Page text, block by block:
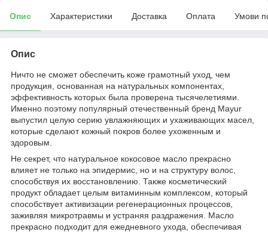
Опис Характеристики Доставка Оплата Умови
Опис
Ничто не сможет обеспечить коже грамотный уход, чем
продукция, основанная на натуральных компонентах,
эффективность которых была проверена тысячелетиями.
Именно поэтому популярный отечественный бренд Mayur
выпустил целую серию увлажняющих и ухаживающих масел,
которые сделают кожный покров более ухоженным и
здоровым.
Не секрет, что натуральное кокосовое масло прекрасно
влияет не только на эпидермис, но и на структуру волос,
способствуя их восстановлению. Также косметический
продукт обладает целым витаминным комплексом, который
способствует активизации регенерационных процессов,
заживляя микротравмы и устраняя раздражения. Масло
прекрасно подходит для ежедневного ухода, обеспечивая